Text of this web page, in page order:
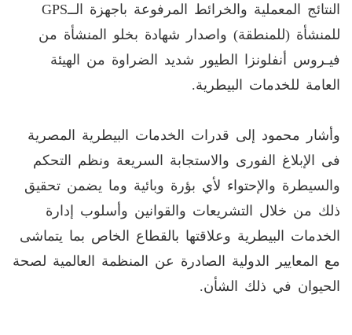
النتائج المعملية والخرائط المرفوعة باجهزة الــGPS
للمنشأة (للمنطقة) واصدار شهادة بخلو المنشأة من
فيـروس أنفلونزا الطيور شديد الضراوة من الهيئة
العامة للخدمات البيطرية.
وأشار محمود إلى قدرات الخدمات البيطرية المصرية
فى الإبلاغ الفورى والاستجابة السريعة ونظم التحكم
والسيطرة والإحتواء لأي بؤرة وبائية وما يضمن تحقيق
ذلك من خلال التشريعات والقوانين وأسلوب إدارة
الخدمات البيطرية وعلاقتها بالقطاع الخاص بما يتماشى
مع المعايير الدولية الصادرة عن المنظمة العالمية لصحة
الحيوان في ذلك الشأن.